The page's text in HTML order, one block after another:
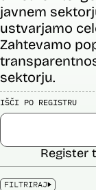
javnem
ustvarjamo
Zahtevamo
sektorju.
IŠČI PO REGISTRU
FILTRIRAJ
Register